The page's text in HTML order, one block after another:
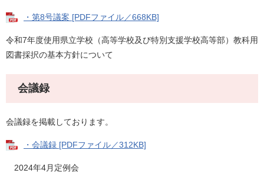
・第8号議案 [PDFファイル／668KB]
令和7年度使用県立学校（高等学校及び特別支援学校高等部）教科用
図書採択の基本方針について
会議録
会議録を掲載しております。
・会議録 [PDFファイル／312KB]
2024年4月定例会